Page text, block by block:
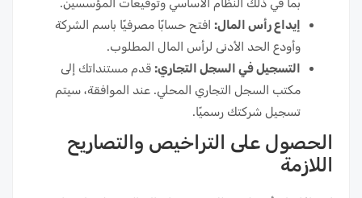
إيداع رأس المال: افتح حسابًا مصرفيًا باسم الشركة
وأودع الحد الأدنى لرأس المال المطلوب.
التسجيل في السجل التجاري: قدم مستنداتك إلى
مكتب السجل التجاري المحلي. عند الموافقة، سيتم
تسجيل شركتك رسميًا.
الحصول على التراخيص والتصاريح
اللازمة